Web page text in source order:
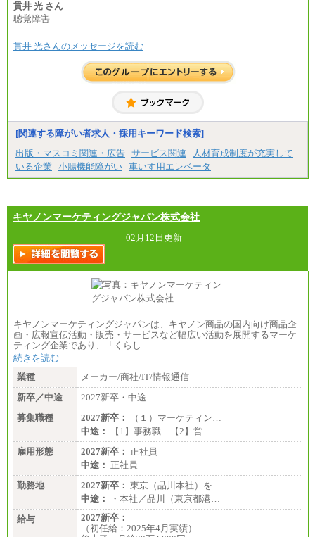
総合職 月給220,000～230,000円＋地域間調整給
整給
※詳細はJTBキャリアサイトよりご確認ください。
■(株)JTBコミュニケーションデザイン
総合職 月給230,000円
みなし残業手当：20,000円（一律支給）※みなし
残業手当の残業時間は10.43時間。
間に応じて、時間外手当等を支給。
エリアサポート職 月給188,000円
■（株）JTBグローバルマーケティング＆トラベル
訪日事業職 月給202,000～227,000円＋地域間調整
給
※詳細はJTBキャリアサイトよりご確認ください。
■(株)JTBビジネストランスフォーム
総合職 月給205,000～225,000円＋地域間調整給
エリア総合職 月給185,000円＋地域間調整給
■(株)JTBデータサービス ※2027年新卒募集終了
総合職 月給186,000～194,000円＋地域手当
※詳細はJTBキャリアサイトよりご確認ください。
■I&Jデジタルイノベーション(株)
総合職 月給224,500～242,600円＋地域手当
※詳細はJTBキャリアサイトよりご確認ください。
＜有期社員コース＞
■(株)JTBビジネストランスフォーム
有期契約職 月給185,000～195,000円
※詳細はJTBキャリアサイトよりご確認ください。
■(株)JTBパブリッシング ※2027年新卒募集終了
総合職 月給241,000円
中途：
①月給227,000円以上
②月給212,000円以上
③月給172,500円以上
④月給23万円～37万円
貫井 光 さん
聴覚障害
貫井 光さんのメッセージを読む
[関連する障がい者求人・採用キーワード検索]
出版・マスコミ関連・広告 サービス関連
人材育成制度が充実して
いる企業
小腸機能障がい 車いす用エレベータ
キヤノンマーケティングジャパン株式会社
02月12日更新
キヤノンマーケティングジャパンは、キヤノン商品の国内向け商品企
画・広報宣伝活動・販売・サービスなど幅広い活動を展開するマーケ
ティング企業であり、「くらし…
続きを読む
業種
メーカー/商社/IT/情報通信
新卒／中途
2027新卒・中途
募集職種
2027新卒：
（１）マーケティン…
中途：
【1】事務職 【2】営…
雇用形態
2027新卒： 正社員
中途： 正社員
勤務地
2027新卒： 東京（品川本社）を…
中途：
・本社／品川（東京都港…
給与
2027新卒：
（初任給：2025年4月実績）